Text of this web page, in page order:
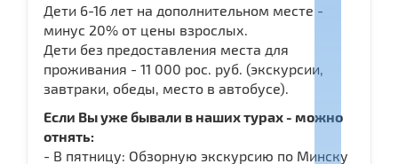
Дети 6-16 лет на дополнительном месте -
минус 20% от цены взрослых.
Дети без предоставления места для
проживания - 11 000 рос. руб. (экскурсии,
завтраки, обеды, место в автобусе).
Если Вы уже бывали в наших турах - можно
отнять:
- В пятницу: Обзорную экскурсию по Минску